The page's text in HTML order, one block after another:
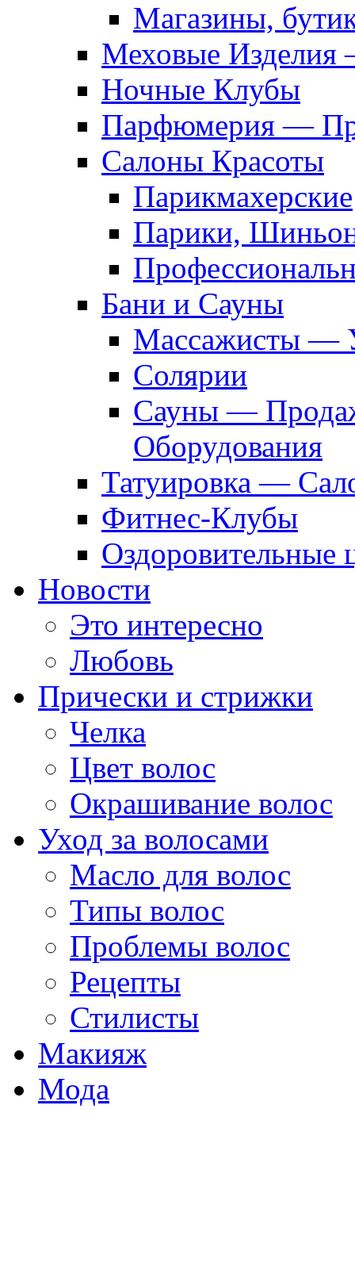
Магазины,
Меховые Изделия
Ночные Клубы
Парфюмерия —
Салоны Красоты
Парикмахерские
Парики,
Бани и Сауны
Массажисты —
Солярии
Сауны —
Оборудования
Татуировка —
Фитнес-Клубы
Оздоровительные
Новости
Это интересно
Любовь
Прически и стрижки
Челка
Цвет волос
Окрашивание волос
Уход за волосами
Масло для волос
Типы волос
Проблемы волос
Рецепты
Стилисты
Макияж
Мода